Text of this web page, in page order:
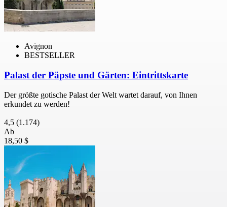
Avignon
BESTSELLER
Palast der Päpste und Gärten: Eintrittskarte
Der größte gotische Palast der Welt wartet darauf, von Ihnen
erkundet zu werden!
4,5 (1.174)
Ab
18,50 $